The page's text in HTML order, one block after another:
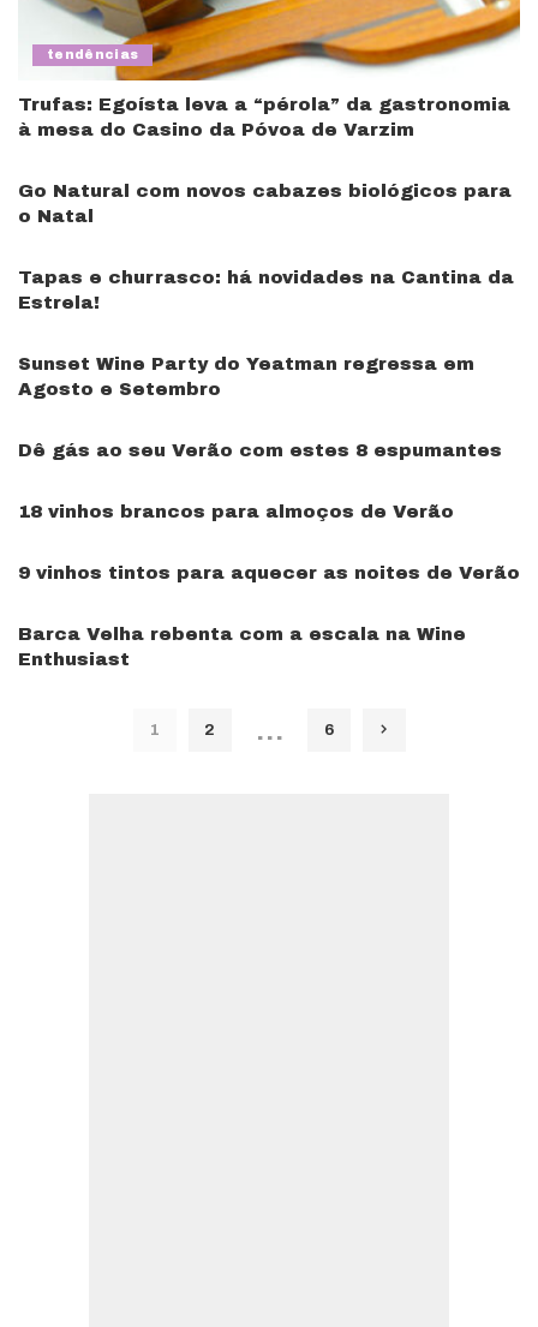
tendências
Trufas: Egoísta leva a “pérola” da gastronomia
à mesa do Casino da Póvoa de Varzim
Go Natural com novos cabazes biológicos para
o Natal
Tapas e churrasco: há novidades na Cantina da
Estrela!
Sunset Wine Party do Yeatman regressa em
Agosto e Setembro
Dê gás ao seu Verão com estes 8 espumantes
18 vinhos brancos para almoços de Verão
9 vinhos tintos para aquecer as noites de Verão
Barca Velha rebenta com a escala na Wine
Enthusiast
1 2 … 6